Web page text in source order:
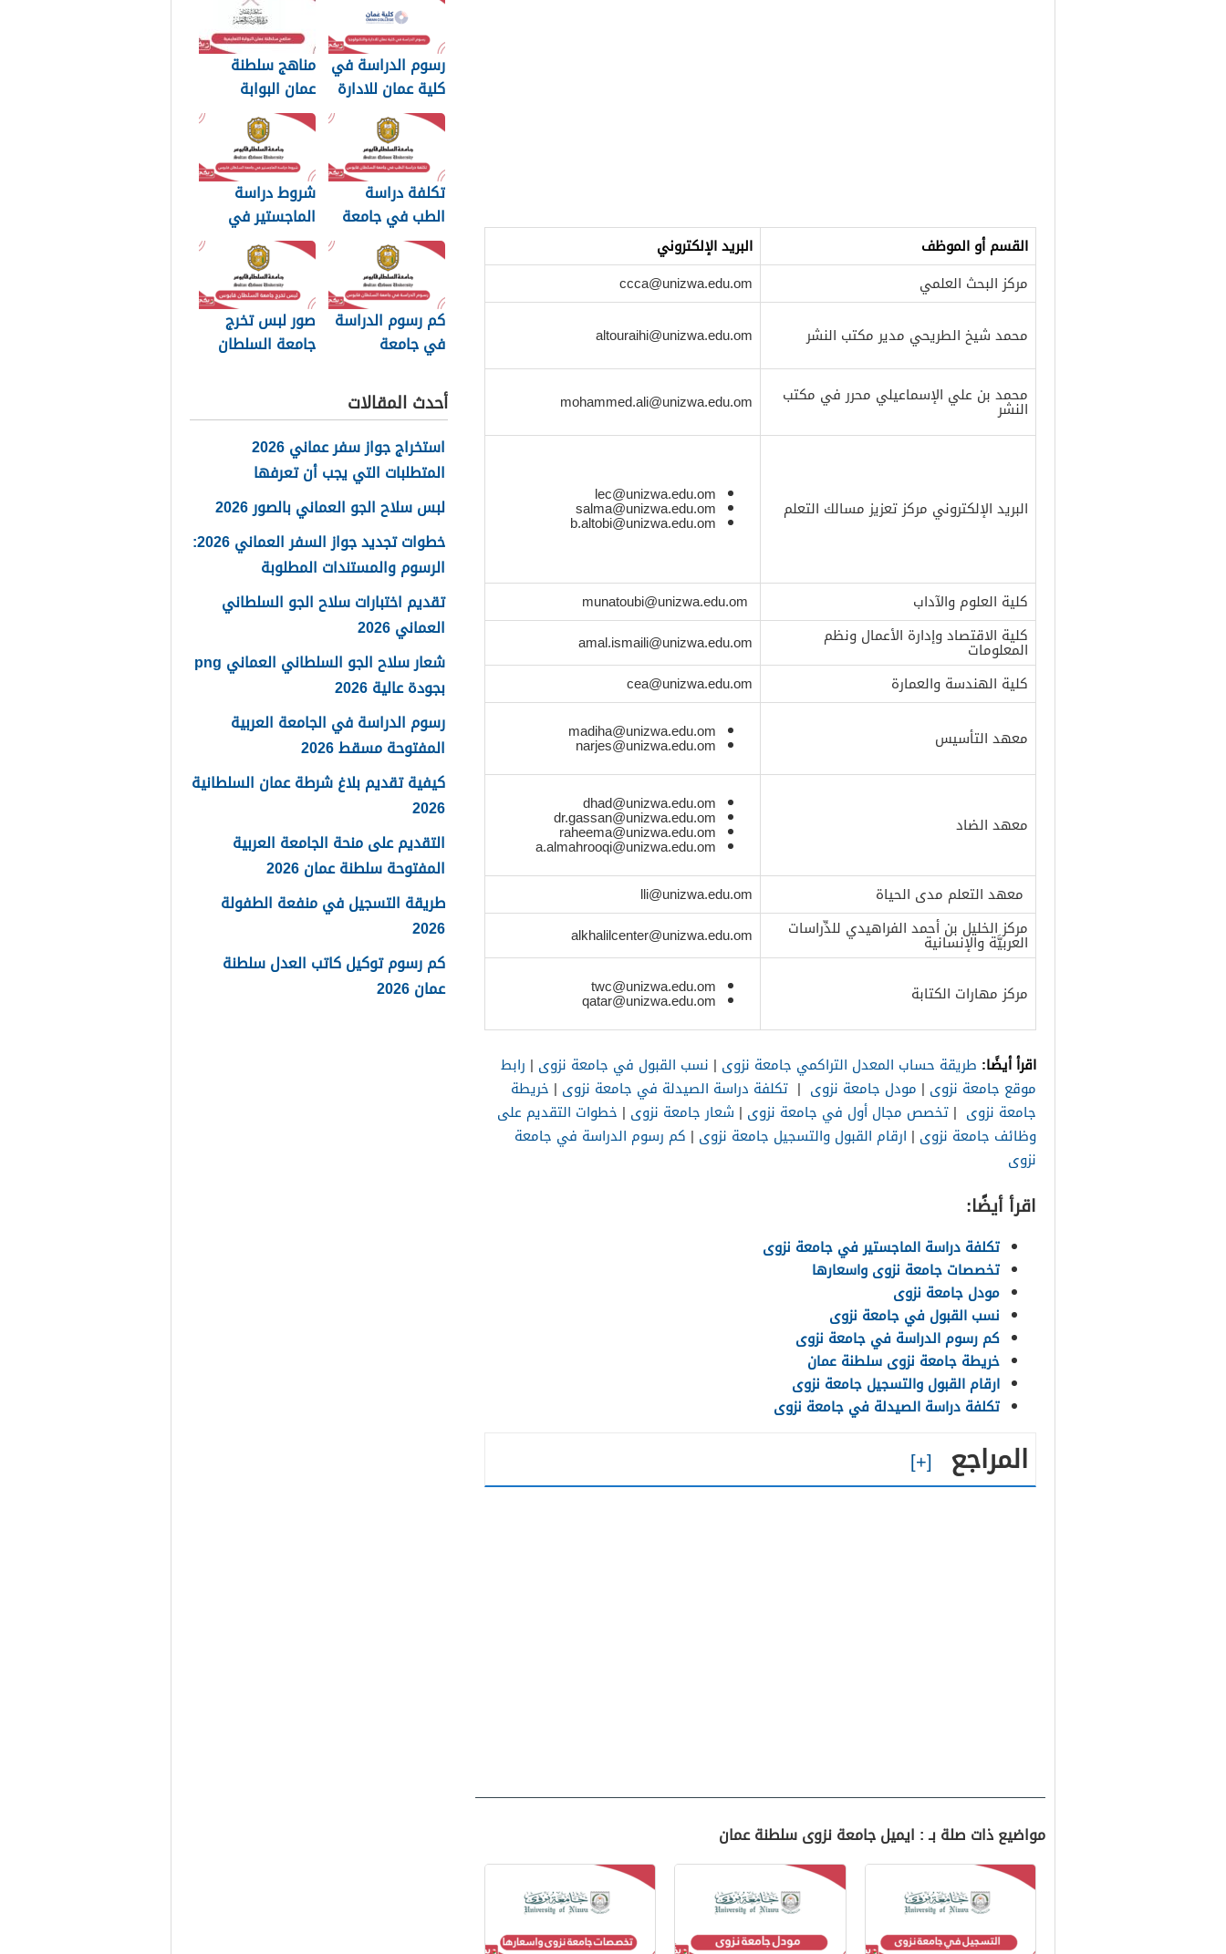
القسم أو الموظف
البريد الإلكتروني
مركز البحث العلمي
ccca@unizwa.edu.om
محمد شيخ الطريحي مدير مكتب النشر altouraihi@unizwa.edu.om
محمد بن علي الإسماعيلي محرر في مكتب
النشر mohammed.ali@unizwa.edu.om
البريد الإلكتروني مركز تعزيز مسالك التعلم
lec@unizwa.edu.om
salma@unizwa.edu.om
b.altobi@unizwa.edu.om
كلية العلوم والآداب
munatoubi@unizwa.edu.om
كلية الاقتصاد وإدارة الأعمال ونظم
المعلومات
amal.ismaili@unizwa.edu.om
كلية الهندسة والعمارة
cea@unizwa.edu.om
معهد التأسيس madiha@unizwa.edu.om
narjes@unizwa.edu.om
معهد الضاد
dhad@unizwa.edu.om
dr.gassan@unizwa.edu.om
raheema@unizwa.edu.om
a.almahrooqi@unizwa.edu.om
معهد التعلم مدى الحياة
lli@unizwa.edu.om
مركز الخليل بن أحمد الفراهيدي للدِّراسات
العربيَّة والإنسانية alkhalilcenter@unizwa.edu.om
مركز مهارات الكتابة twc@unizwa.edu.om
qatar@unizwa.edu.om
اقرأ أيضًا: طريقة حساب المعدل التراكمي جامعة نزوى | نسب القبول في جامعة نزوى | رابط
موقع جامعة نزوى | مودل جامعة نزوى | تكلفة دراسة الصيدلة في جامعة نزوى | خريطة
جامعة نزوى | تخصص مجال أول في جامعة نزوى | شعار جامعة نزوى | خطوات التقديم على
وظائف جامعة نزوى | ارقام القبول والتسجيل جامعة نزوى | كم رسوم الدراسة في جامعة
نزوى
اقرأ أيضًا:
تكلفة دراسة الماجستير في جامعة نزوى
تخصصات جامعة نزوى واسعارها
مودل جامعة نزوى
نسب القبول في جامعة نزوى
كم رسوم الدراسة في جامعة نزوى
خريطة جامعة نزوى سلطنة عمان
ارقام القبول والتسجيل جامعة نزوى
تكلفة دراسة الصيدلة في جامعة نزوى
المراجع
مواضيع ذات صلة بـ : ايميل جامعة نزوى سلطنة عمان
رسوم الدراسة في
كلية عمان للادارة
والتكنولوجيا 2026
مناهج سلطنة
عمان البوابة
التعليمية 2026
تكلفة دراسة
الطب في جامعة
السلطان قابوس
2026
شروط دراسة
الماجستير في
جامعة السلطان
قابوس
كم رسوم الدراسة
في جامعة
2026
صور لبس تخرج
جامعة السلطان
أحدث المقالات
استخراج جواز سفر عماني 2026
المتطلبات التي يجب أن تعرفها
لبس سلاح الجو العماني بالصور 2026
خطوات تجديد جواز السفر العماني 2026:
الرسوم والمستندات المطلوبة
تقديم اختبارات سلاح الجو السلطاني
العماني 2026
شعار سلاح الجو السلطاني العماني png
بجودة عالية 2026
رسوم الدراسة في الجامعة العربية
المفتوحة مسقط 2026
كيفية تقديم بلاغ شرطة عمان السلطانية
2026
التقديم على منحة الجامعة العربية
المفتوحة سلطنة عمان 2026
طريقة التسجيل في منفعة الطفولة
2026
كم رسوم توكيل كاتب العدل سلطنة
عمان 2026